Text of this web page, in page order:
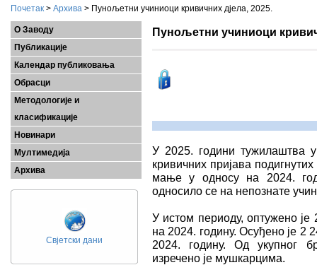
Почетак > Архива > Пунољетни учиниоци кривичних дјела, 2025.
О Заводу
Публикације
Календар публиковања
Обрасци
Методологије и
класификације
Новинари
Мултимедија
Архива
Свјетски дани
Пунољетни учиниоци
У 2025. години тужилаштва
кривичних пријава
мање у односу на 2024.
односило се на непознате
У истом периоду, оптуженo
на 2024. годину. Осуђено је 2
2024. годину. Од укупног
изречено је мушкарцима.